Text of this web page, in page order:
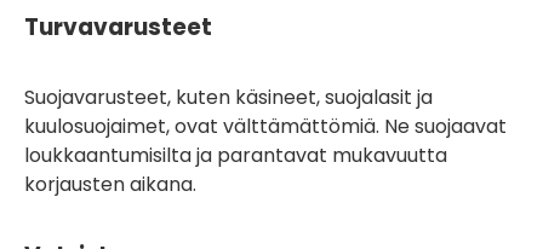
Turvavarusteet
Suojavarusteet, kuten käsineet, suojalasit ja
kuulosuojaimet, ovat välttämättömiä. Ne suojaavat
loukkaantumisilta ja parantavat mukavuutta
korjausten aikana.